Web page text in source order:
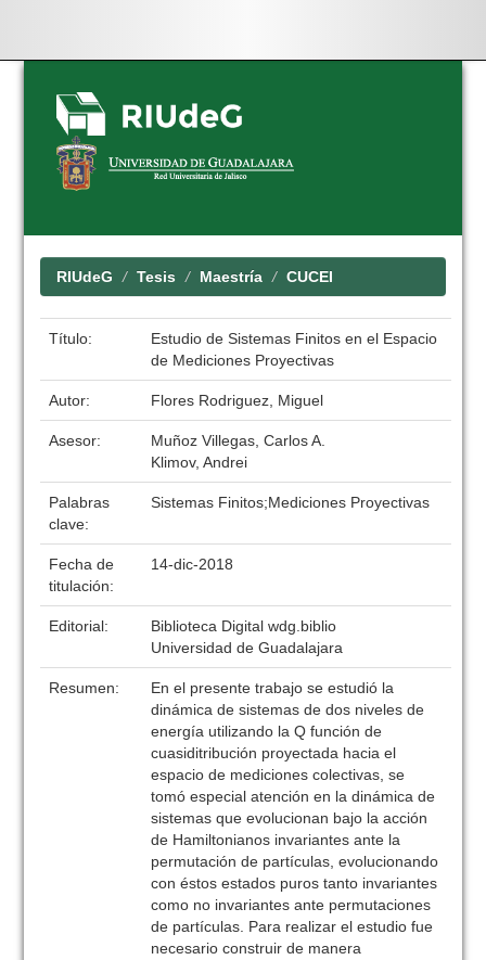
Skip
navigation
RIUdeG Tesis Maestría CUCEI
Título:
Estudio de Sistemas Finitos en el Espacio
de Mediciones Proyectivas
Autor: Flores Rodriguez, Miguel
Asesor:
Muñoz Villegas, Carlos A.
Klimov, Andrei
Palabras
clave:
Sistemas Finitos;Mediciones Proyectivas
Fecha de
titulación:
14-dic-2018
Editorial:
Biblioteca Digital wdg.biblio
Universidad de Guadalajara
Resumen:
En el presente trabajo se estudió la
dinámica de sistemas de dos niveles de
energía utilizando la Q función de
cuasiditribución proyectada hacia el
espacio de mediciones colectivas, se
tomó especial atención en la dinámica de
sistemas que evolucionan bajo la acción
de Hamiltonianos invariantes ante la
permutación de partículas, evolucionando
con éstos estados puros tanto invariantes
como no invariantes ante permutaciones
de partículas. Para realizar el estudio fue
necesario construir de manera